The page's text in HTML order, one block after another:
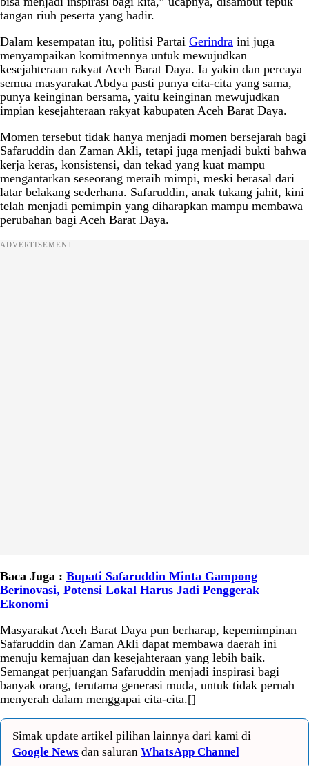
tangan riuh peserta yang hadir.
Dalam kesempatan itu, politisi Partai Gerindra ini juga
menyampaikan komitmennya untuk mewujudkan
kesejahteraan rakyat Aceh Barat Daya. Ia yakin dan percaya
semua masyarakat Abdya pasti punya cita-cita yang sama,
punya keinginan bersama, yaitu keinginan mewujudkan
impian kesejahteraan rakyat kabupaten Aceh Barat Daya.
Momen tersebut tidak hanya menjadi momen bersejarah bagi
Safaruddin dan Zaman Akli, tetapi juga menjadi bukti bahwa
kerja keras, konsistensi, dan tekad yang kuat mampu
mengantarkan seseorang meraih mimpi, meski berasal dari
latar belakang sederhana. Safaruddin, anak tukang jahit, kini
telah menjadi pemimpin yang diharapkan mampu membawa
perubahan bagi Aceh Barat Daya.
ADVERTISEMENT
Baca Juga : Bupati Safaruddin Minta Gampong
Berinovasi, Potensi Lokal Harus Jadi Penggerak
Ekonomi
Masyarakat Aceh Barat Daya pun berharap, kepemimpinan
Safaruddin dan Zaman Akli dapat membawa daerah ini
menuju kemajuan dan kesejahteraan yang lebih baik.
Semangat perjuangan Safaruddin menjadi inspirasi bagi
banyak orang, terutama generasi muda, untuk tidak pernah
menyerah dalam menggapai cita-cita.[]
Simak update artikel pilihan lainnya dari kami di
Google News dan saluran WhatsApp Channel